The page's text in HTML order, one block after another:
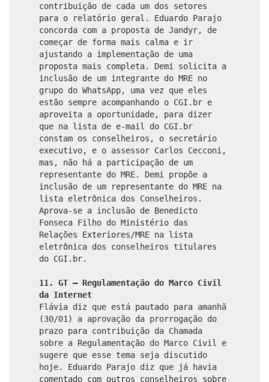
contribuição de cada um dos setores
para o relatório geral. Eduardo Parajo
concorda com a proposta de Jandyr, de
começar de forma mais calma e ir
ajustando a implementação de uma
proposta mais completa. Demi solicita a
inclusão de um integrante do MRE no
grupo do WhatsApp, uma vez que eles
estão sempre acompanhando o CGI.br e
aproveita a oportunidade, para dizer
que na lista de e-mail do CGI.br
constam os conselheiros, o secretário
executivo, e o assessor Carlos Cecconi,
mas, não há a participação de um
representante do MRE. Demi propõe a
inclusão de um representante do MRE na
lista eletrônica dos Conselheiros.
Aprova-se a inclusão de Benedicto
Fonseca Filho do Ministério das
Relações Exteriores/MRE na lista
eletrônica dos conselheiros titulares
do CGI.br.
11. GT – Regulamentação do Marco Civil
da Internet
Flávia diz que está pautado para amanhã
(30/01) a aprovação da prorrogação do
prazo para contribuição da Chamada
sobre a Regulamentação do Marco Civil e
sugere que esse tema seja discutido
hoje. Eduardo Parajo diz que já havia
comentado com outros conselheiros sobre